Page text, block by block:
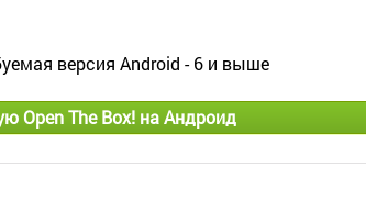
версия Android - 6 и выше
Open The Box! на Андроид